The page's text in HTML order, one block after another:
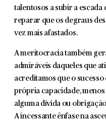
talentosos a subir a
reparar que os degraus
vez mais afastados.
A meritocracia também
admiráveis daqueles que
acreditamos que o
própria capacidade,
alguma dívida ou
A incessante ênfase na